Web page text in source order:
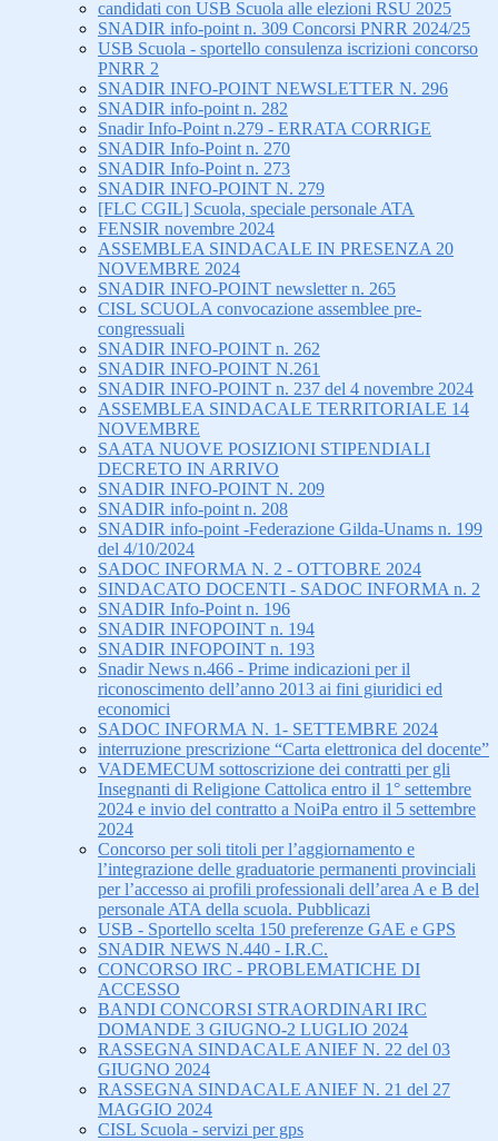
candidati con USB Scuola alle elezioni RSU 2025
SNADIR info-point n. 309 Concorsi PNRR 2024/25
USB Scuola - sportello consulenza iscrizioni concorso
PNRR 2
SNADIR INFO-POINT NEWSLETTER N. 296
SNADIR info-point n. 282
Snadir Info-Point n.279 - ERRATA CORRIGE
SNADIR Info-Point n. 270
SNADIR Info-Point n. 273
SNADIR INFO-POINT N. 279
[FLC CGIL] Scuola, speciale personale ATA
FENSIR novembre 2024
ASSEMBLEA SINDACALE IN PRESENZA 20
NOVEMBRE 2024
SNADIR INFO-POINT newsletter n. 265
CISL SCUOLA convocazione assemblee pre-
congressuali
SNADIR INFO-POINT n. 262
SNADIR INFO-POINT N.261
SNADIR INFO-POINT n. 237 del 4 novembre 2024
ASSEMBLEA SINDACALE TERRITORIALE 14
NOVEMBRE
SAATA NUOVE POSIZIONI STIPENDIALI
DECRETO IN ARRIVO
SNADIR INFO-POINT N. 209
SNADIR info-point n. 208
SNADIR info-point -Federazione Gilda-Unams n. 199
del 4/10/2024
SADOC INFORMA N. 2 - OTTOBRE 2024
SINDACATO DOCENTI - SADOC INFORMA n. 2
SNADIR Info-Point n. 196
SNADIR INFOPOINT n. 194
SNADIR INFOPOINT n. 193
Snadir News n.466 - Prime indicazioni per il
riconoscimento dell’anno 2013 ai fini giuridici ed
economici
SADOC INFORMA N. 1- SETTEMBRE 2024
interruzione prescrizione “Carta elettronica del docente”
VADEMECUM sottoscrizione dei contratti per gli
Insegnanti di Religione Cattolica entro il 1° settembre
2024 e invio del contratto a NoiPa entro il 5 settembre
2024
Concorso per soli titoli per l’aggiornamento e
l’integrazione delle graduatorie permanenti provinciali
per l’accesso ai profili professionali dell’area A e B del
personale ATA della scuola. Pubblicazi
USB - Sportello scelta 150 preferenze GAE e GPS
SNADIR NEWS N.440 - I.R.C.
CONCORSO IRC - PROBLEMATICHE DI
ACCESSO
BANDI CONCORSI STRAORDINARI IRC
DOMANDE 3 GIUGNO-2 LUGLIO 2024
RASSEGNA SINDACALE ANIEF N. 22 del 03
GIUGNO 2024
RASSEGNA SINDACALE ANIEF N. 21 del 27
MAGGIO 2024
CISL Scuola - servizi per gps